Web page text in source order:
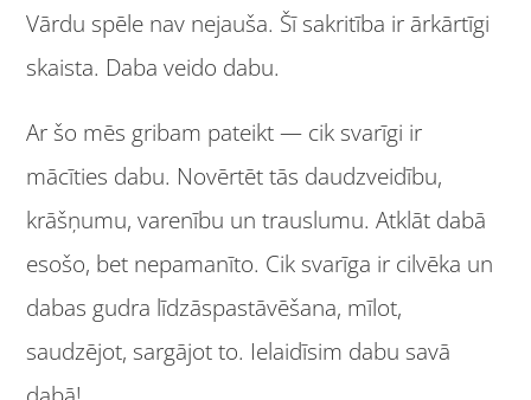
Vārdu spēle nav nejauša. Šī sakritība ir ārkārtīgi
skaista. Daba veido dabu.
Ar šo mēs gribam pateikt — cik svarīgi ir
mācīties dabu. Novērtēt tās daudzveidību,
krāšņumu, varenību un trauslumu. Atklāt dabā
esošo, bet nepamanīto. Cik svarīga ir cilvēka un
dabas gudra līdzāspastāvēšana, mīlot,
saudzējot, sargājot to. Ielaidīsim dabu savā